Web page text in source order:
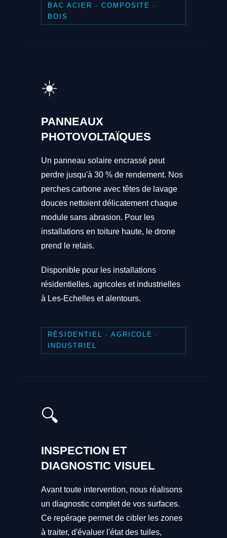
BAC ACIER · COMPOSITE ·
BOIS
☀️
PANNEAUX
PHOTOVOLTAÏQUES
Un panneau solaire encrassé peut
perdre jusqu'à 30 % de rendement. Nos
perches carbone avec têtes de lavage
douces nettoient délicatement chaque
module sans abrasion. Pour les
installations en toiture haute, le drone
prend le relais.
Disponible pour les installations
résidentielles, agricoles et industrielles
à Les-Echelles et alentours.
RÉSIDENTIEL · AGRICOLE ·
INDUSTRIEL
🔍
INSPECTION ET
DIAGNOSTIC VISUEL
Avant toute intervention, nous réalisons
un diagnostic complet de vos surfaces.
Ce repérage permet de cibler les zones
à traiter, d'évaluer l'état des tuiles,